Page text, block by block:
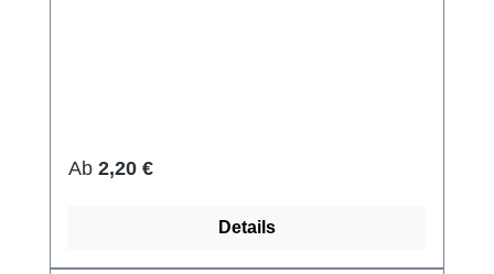
Regulärer Preis:
Ab 2,20 €
Details